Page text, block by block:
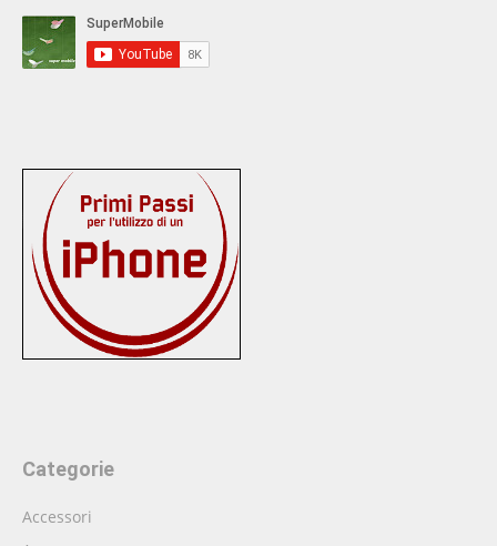
Categorie
Accessori